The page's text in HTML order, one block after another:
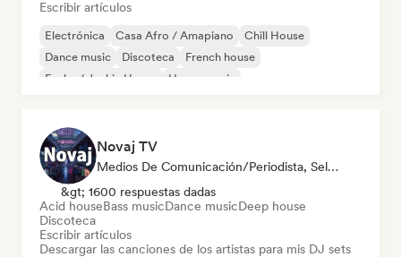
Escribir artículos
Electrónica Casa Afro / Amapiano
Chill House
Dance music
Discoteca
French house
Funky / Jackin House
House music
Novaj TV
Medios De Comunicación/Periodista, Selected DJ
&gt; 1600 respuestas dadas
Acid houseBass musicDance musicDeep house
Discoteca
Escribir artículos
Descargar las canciones de los artistas para mis DJ sets